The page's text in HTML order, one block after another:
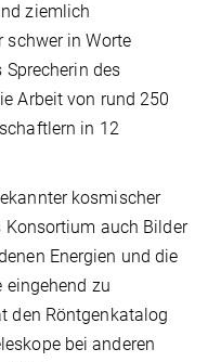
ziemlich
schwer in Worte
Sprecherin des
Arbeit von rund 250
in 12
kosmischer
Konsortium auch Bilder
Energien und die
eingehend zu
den Röntgenkatalog
bei anderen